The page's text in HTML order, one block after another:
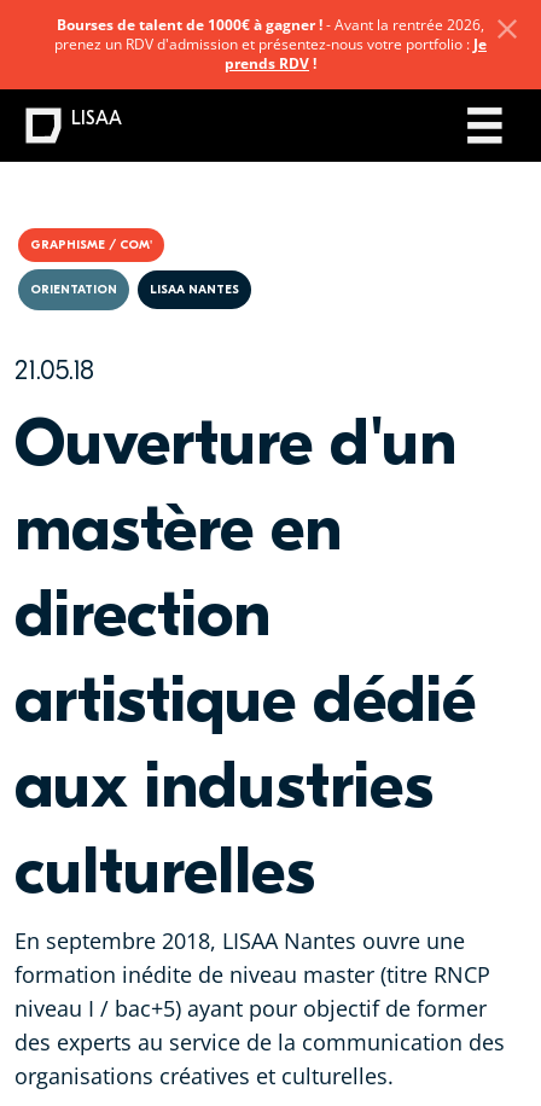
GRAPHISME / COM'
21.05.18
ORIENTATION LISAA NANTES
Ouverture d'un
mastère en
direction
artistique dédié
aux industries
culturelles
En septembre 2018, LISAA Nantes ouvre une
formation inédite de niveau master (titre RNCP
niveau I / bac+5) ayant pour objectif de former
des experts au service de la communication des
organisations créatives et culturelles.
Bourses de talent de 1000€ à gagner !- Avant la rentrée 2026,
prenez un RDV d'admission et présentez-nous votre portfolio : Je
prends RDV!
LISAA